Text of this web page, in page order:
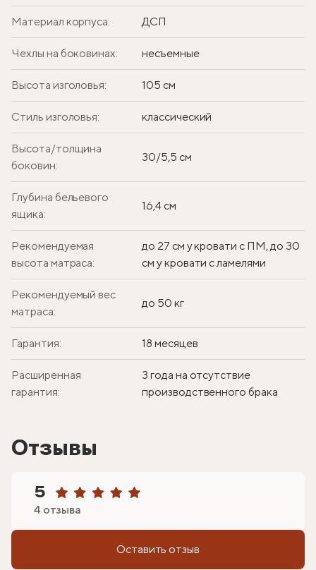
Материал корпуса: ДСП
Чехлы на боковинах: несъемные
Высота изголовья: 105 см
Стиль изголовья: классический
Высота/толщина
боковин:
30/5,5 см
Глубина бельевого
ящика:
16,4 см
Рекомендуемая
высота матраса:
до 27 см у кровати с ПМ, до 30
см у кровати с ламелями
Рекомендуемый вес
матраса:
до 50 кг
Гарантия: 18 месяцев
Расширенная
гарантия:
3 года на отсутствие
производственного брака
Отзывы
5
4 отзыва
Оставить отзыв